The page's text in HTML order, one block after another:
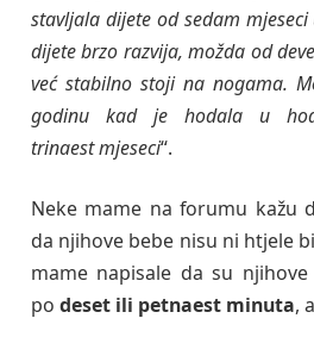
stavljala dijete od sedam
dijete brzo razvija, možda od
već stabilno stoji na nogama.
godinu kad je hodala u
trinaest mjeseci“.
Neke mame na forumu kažu
da njihove bebe nisu ni htjele
mame napisale da su
po deset ili petnaest minuta,